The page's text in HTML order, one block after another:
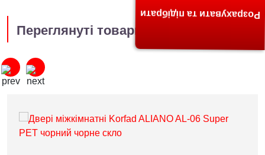
Переглянуті товари
Розрахувати та підібрати